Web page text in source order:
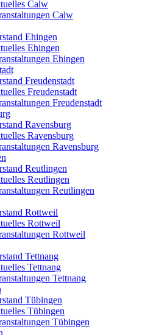
Calw
Calw
Ehingen
Ehingen
Ehingen
Freudenstadt
Freudenstadt
Freudenstadt
Ravensburg
Ravensburg
Ravensburg
Reutlingen
Reutlingen
Reutlingen
Rottweil
Rottweil
Rottweil
Tettnang
Tettnang
Tettnang
Tübingen
Tübingen
Tübingen